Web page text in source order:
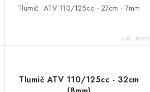
Tlumič ATV 110/125cc - 27cm - 7mm
Kód: BM003
Tlumič ATV 110/125cc - 32cm